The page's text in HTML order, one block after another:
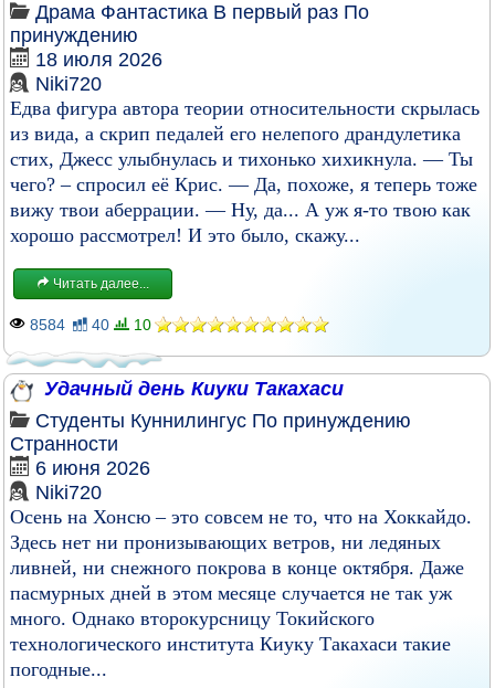
Драма Фантастика В первый раз По
принуждению
18 июля 2026
Niki720
Едва фигура автора теории относительности скрылась
из вида, а скрип педалей его нелепого драндулетика
стих, Джесс улыбнулась и тихонько хихикнула. — Ты
чего? – спросил её Крис. — Да, похоже, я теперь тоже
вижу твои аберрации. — Ну, да... А уж я-то твою как
хорошо рассмотрел! И это было, скажу...
Читать далее...
8584 40 10
Удачный день Киуки Такахаси
Студенты Куннилингус По принуждению
Странности
6 июня 2026
Niki720
Осень на Хонсю – это совсем не то, что на Хоккайдо.
Здесь нет ни пронизывающих ветров, ни ледяных
ливней, ни снежного покрова в конце октября. Даже
пасмурных дней в этом месяце случается не так уж
много. Однако второкурсницу Токийского
технологического института Киуку Такахаси такие
погодные...